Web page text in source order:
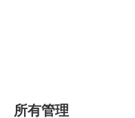
所有管理